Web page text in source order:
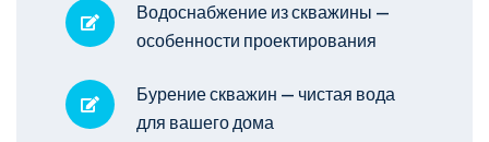
Водоснабжение из скважины —
особенности проектирования
Бурение скважин — чистая вода
для вашего дома